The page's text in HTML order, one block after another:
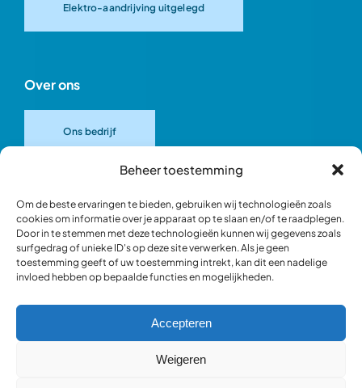
Beheer toestemming
Om de beste ervaringen te bieden, gebruiken wij technologieën zoals
cookies om informatie over je apparaat op te slaan en/of te raadplegen.
Door in te stemmen met deze technologieën kunnen wij gegevens zoals
surfgedrag of unieke ID's op deze site verwerken. Als je geen
toestemming geeft of uw toestemming intrekt, kan dit een nadelige
invloed hebben op bepaalde functies en mogelijkheden.
Accepteren
Weigeren
Elektro-aandrijving uitgelegd
Over ons
Ons bedrijf
Ons team
Blik in de werkplaats